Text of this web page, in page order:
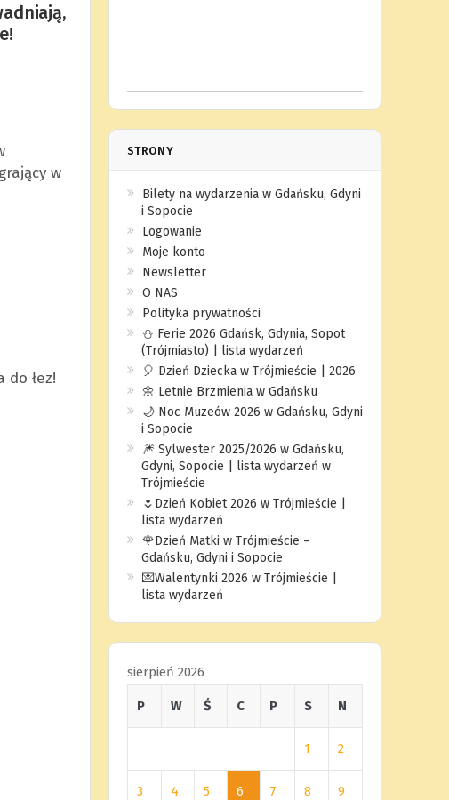
w
łez!
STRONY
Bilety na wydarzenia w Gdańsku, Gdyni
i Sopocie
Logowanie
Moje konto
Newsletter
O NAS
Polityka prywatności
⛄️ Ferie 2026 Gdańsk, Gdynia, Sopot
(Trójmiasto) | lista wydarzeń
🎈 Dzień Dziecka w Trójmieście | 2026
🌼 Letnie Brzmienia w Gdańsku
🌙 Noc Muzeów 2026 w Gdańsku, Gdyni
i Sopocie
🎆 Sylwester 2025/2026 w Gdańsku,
Gdyni, Sopocie | lista wydarzeń w
Trójmieście
🌷Dzień Kobiet 2026 w Trójmieście |
lista wydarzeń
🌹Dzień Matki w Trójmieście –
Gdańsku, Gdyni i Sopocie
💌Walentynki 2026 w Trójmieście |
lista wydarzeń
sierpień 2026
P W Ś C P S N
1 2
3 4 5 6 7 8 9